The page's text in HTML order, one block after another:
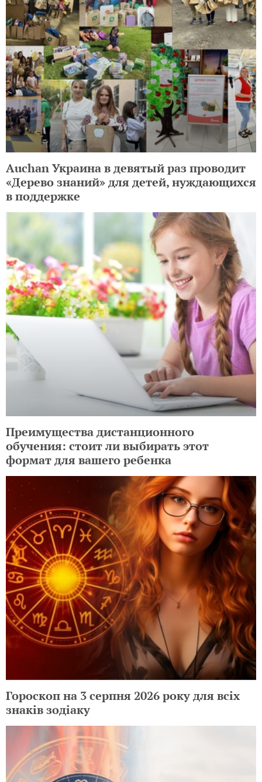
Auchan Украина в девятый раз проводит
«Дерево знаний» для детей, нуждающихся
в поддержке
Преимущества дистанционного
обучения: стоит ли выбирать этот
формат для вашего ребенка
Гороскоп на 3 серпня 2026 року для всіх
знаків зодіаку